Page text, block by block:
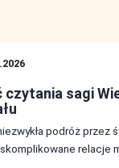
sagi
podróż przez
relacje